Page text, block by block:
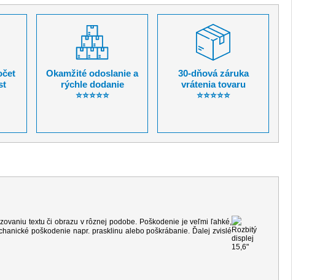
Okamžité odoslanie a
rýchle dodanie
⭐⭐⭐⭐⭐
30-dňová záruka
vrátenia tovaru
⭐⭐⭐⭐⭐
textu či obrazu v rôznej podobe. Poškodenie je veľmi ľahké,
poškodenie napr. prasklinu alebo poškrábanie. Ďalej zvislé